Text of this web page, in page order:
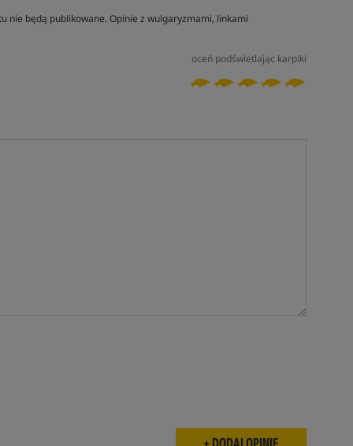
nie będą publikowane. Opinie z wulgaryzmami, linkami
oceń podświetlając karpiki